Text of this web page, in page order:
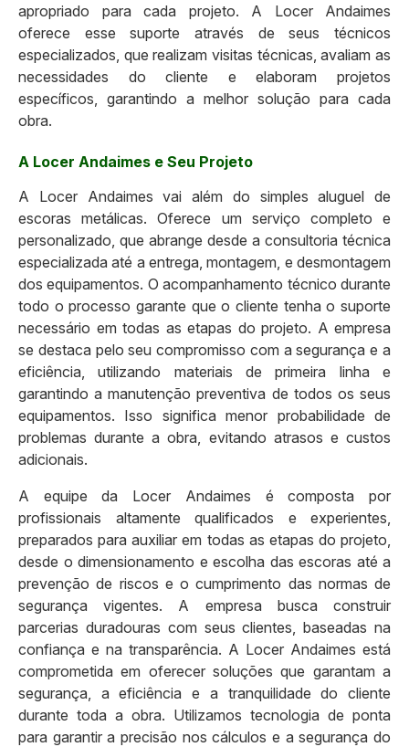
apropriado para cada projeto. A Locer Andaimes
oferece esse suporte através de seus técnicos
especializados, que realizam visitas técnicas, avaliam as
necessidades do cliente e elaboram projetos
específicos, garantindo a melhor solução para cada
obra.
A Locer Andaimes e Seu Projeto
A Locer Andaimes vai além do simples aluguel de
escoras metálicas. Oferece um serviço completo e
personalizado, que abrange desde a consultoria técnica
especializada até a entrega, montagem, e desmontagem
dos equipamentos. O acompanhamento técnico durante
todo o processo garante que o cliente tenha o suporte
necessário em todas as etapas do projeto. A empresa
se destaca pelo seu compromisso com a segurança e a
eficiência, utilizando materiais de primeira linha e
garantindo a manutenção preventiva de todos os seus
equipamentos. Isso significa menor probabilidade de
problemas durante a obra, evitando atrasos e custos
adicionais.
A equipe da Locer Andaimes é composta por
profissionais altamente qualificados e experientes,
preparados para auxiliar em todas as etapas do projeto,
desde o dimensionamento e escolha das escoras até a
prevenção de riscos e o cumprimento das normas de
segurança vigentes. A empresa busca construir
parcerias duradouras com seus clientes, baseadas na
confiança e na transparência. A Locer Andaimes está
comprometida em oferecer soluções que garantam a
segurança, a eficiência e a tranquilidade do cliente
durante toda a obra. Utilizamos tecnologia de ponta
para garantir a precisão nos cálculos e a segurança do